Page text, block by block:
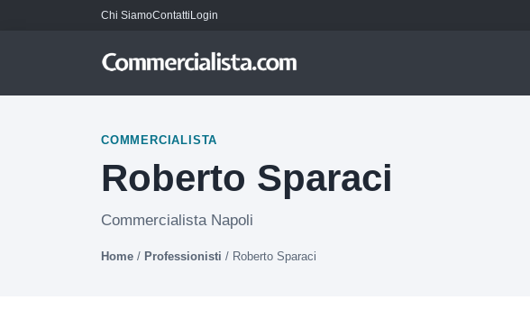
Chi SiamoContattiLogin
COMMERCIALISTA
Roberto Sparaci
Commercialista Napoli
Home / Professionisti / Roberto Sparaci